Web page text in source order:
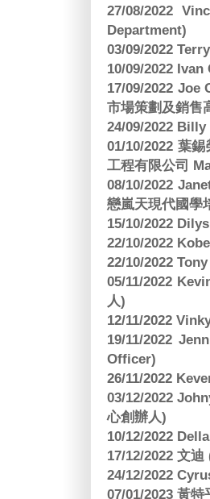
27/08/2022
Department)
03/09/2022
10/09/2022
17/09/2022
市場策劃及銷售
24/09/2022
01/10/2022 葉
工程有限公司
08/10/2022
戀嵐天現代國學
15/10/2022
22/10/2022
22/10/2022
05/11/2022
人)
12/11/2022
19/11/2022
Officer)
26/11/2022
03/12/2022
心創辦人)
10/12/2022
17/12/2022 文
24/12/2022
07/01/2023 黃